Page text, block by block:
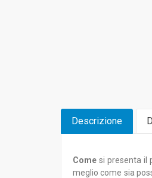
Descrizione
Come si presenta il
meglio come sia